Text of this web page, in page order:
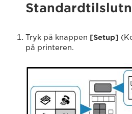
Tryk på knappen [Setup]
på printeren.